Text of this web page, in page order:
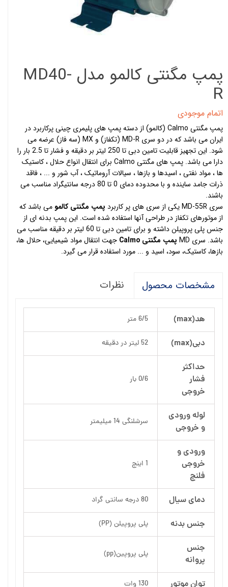
پمپ مگنتی کالمو مدل MD40-
R
اتمام موجودی
پمپ مگنتی Calmo (کالمو) از دسته پمپ های پلیمری چینی پرکاربرد در
ایران می باشد که در دو سری MD-R (تکفاز) و MX (سه فاز) عرضه می
شود. این تجهیز قابلیت تامین دبی تا 250 لیتر بر دقیقه و فشار تا 2.5 بار را
دارا می باشد. پمپ های مگنتی Calmo برای انتقال انواع حلال ، کاستیک
ها ، مواد نفتی ، اسیدها و بازها ، سیالات آروماتیک ، آب شور و ... ، فاقد
ذرات جامد ساینده و با محدوده دمای 0 تا 80 درجه سانتیگراد مناسب می
باشند.
سری MD-55R یکی از سری های پر کاربرد
پمپ مگنتی کالمو می باشد که
از موتورهای تکفاز در طراحی آنها استفاده شده است. این پمپ بدنه ای از
جنس پلی پروپیلن داشته و برای تامین دبی تا 60 لیتر بر دقیقه مناسب می
باشد. سری MD
پمپ مگنتی Calmo
جهت انتقال مواد شیمیایی، حلال ها،
بازها، کاستیک، سود، اسید و ... مورد استفاده قرار می گیرد.
مشخصات محصول نظرات
هد(max) 6/5 متر
دبی(max) 52 لیتر در دقیقه
حداکثر
فشار
خروجی
0/6 بار
لوله ورودی
و خروجی
سرشلنگی 14 میلیمتر
ورودی و
خروجی
فلنچ
1 اینچ
دمای سیال 80 درجه سانتی گراد
جنس بدنه پلی پروپیلن (PP)
جنس
پروانه
پلی پروپین(pp)
توان موتور 130 وات